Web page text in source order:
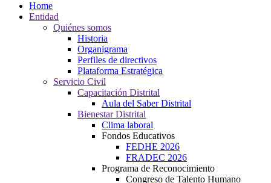
Home
Entidad
Quiénes somos
Historia
Organigrama
Perfiles de directivos
Plataforma Estratégica
Servicio Civil
Capacitación Distrital
Aula del Saber Distrital
Bienestar Distrital
Clima laboral
Fondos Educativos
FEDHE 2026
FRADEC 2026
Programa de Reconocimiento
Congreso de Talento Humano